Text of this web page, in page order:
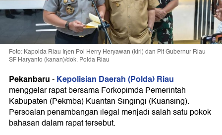
Foto: Kapolda Riau Irjen Pol Herry Heryawan (kiri) dan Plt Gubernur Riau
SF Haryanto (kanan)/dok. Polda Riau
Pekanbaru-Kepolisian Daerah (Polda) Riau
menggelar rapat bersama Forkopimda Pemerintah
Kabupaten (Pekmba) Kuantan Singingi (Kuansing).
Persoalan penambangan ilegal menjadi salah satu pokok
bahasan dalam rapat tersebut.